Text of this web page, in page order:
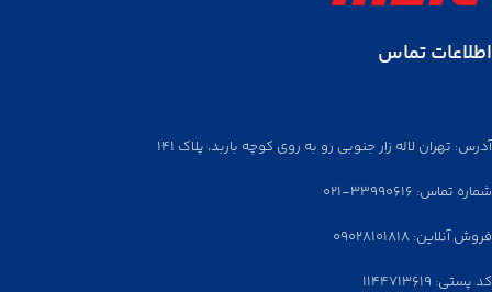
اطلاعات تماس
آدرس: تهران لاله زار جنوبی رو به روی کوچه باربد، پلاک ۱۴۱
شماره تماس: ۳۳۹۹۰۶۱۶-۰۲۱
فروش آنلاین: ۰۹۰۲۸۱۰۱۸۱۸
کد پستی: ۱۱۴۴۷۱۳۶۱۹